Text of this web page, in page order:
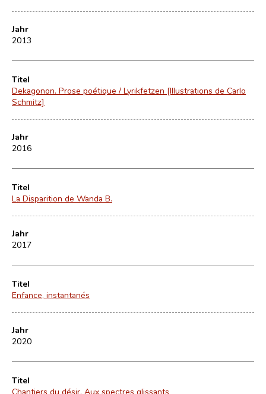
Jahr
2013
Titel
Dekagonon. Prose poétique / Lyrikfetzen [Illustrations de Carlo
Schmitz]
Jahr
2016
Titel
La Disparition de Wanda B.
Jahr
2017
Titel
Enfance, instantanés
Jahr
2020
Titel
Chantiers du désir. Aux spectres glissants